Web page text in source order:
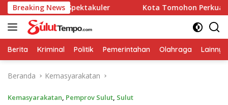
Langsung
ke
konten
Breaking News
Spektakuler Kota Tomohon Perkuat Citra
Berita Kriminal Politik Pemerintahan Olahraga Lainnya
Beranda Kemasyarakatan
Kemasyarakatan, Pemprov Sulut, Sulut